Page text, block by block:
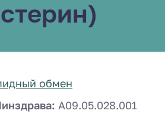
обмен
A09.05.028.001